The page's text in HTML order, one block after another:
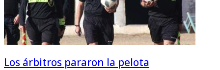
Los árbitros pararon la pelota